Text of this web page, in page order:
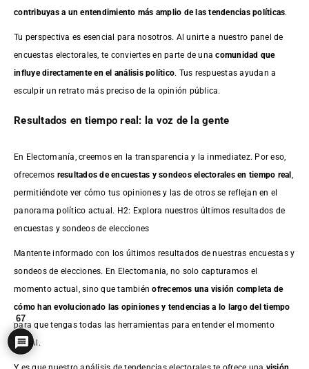
contribuyas a un entendimiento más amplio de las tendencias políticas.
Tu perspectiva es esencial para nosotros. Al unirte a nuestro panel de
encuestas electorales, te conviertes en parte de unacomunidad que
influye directamente en el análisis político. Tus respuestas ayudan a
esculpir un retrato más preciso de la opinión pública.
Resultados en tiempo real: la voz de la gente
En Electomanía, creemos en la transparencia y la inmediatez. Por eso,
ofrecemos resultados deencuestas y sondeos electorales en tiempo real ,
permitiéndote ver cómo tus opiniones y las de otros se reflejan en el
panorama político actual. H2: Explora nuestros últimos resultados de
encuestas y sondeos de elecciones
Mantente informado con los últimos resultados de nuestras encuestasy
sondeos de elecciones. En Electomania, no solo capturamos el
momento actual, sino que tambiénofrecemos una visión completa de
cómo han evolucionado las opiniones y tendencias a lo largo del tiempo
para que tengas todas las herramientas para entender el momento
actual.
67